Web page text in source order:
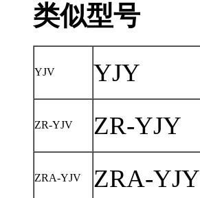
类似型号
YJV YJY
ZR-YJV ZR-YJY
ZRA-YJV ZRA-YJY